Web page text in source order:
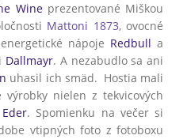
Wineprezentované Miškou
Mattoni 1873, ovocné
nápoje Redbulla
Dallmayr. A nezabudlo sa ani
uhasil ich smäd. Hostia mali
nielen z tekvicových
. Spomienku na večer si
vtipných foto z fotoboxu